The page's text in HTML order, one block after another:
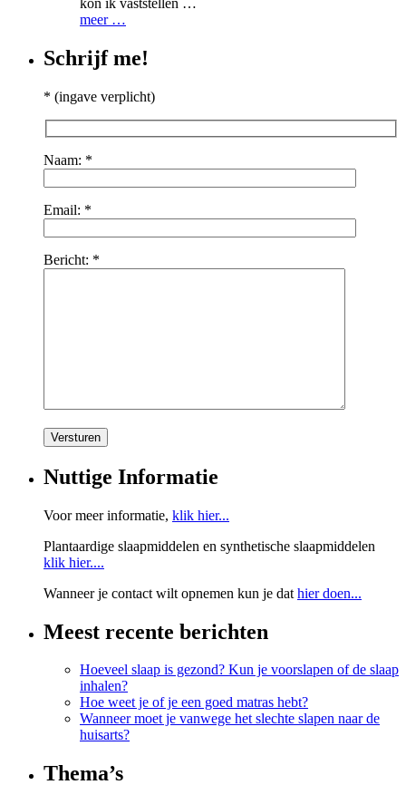
kon ik vaststellen …
meer …
Schrijf me!
* (ingave verplicht)
Naam: *
Email: *
Bericht: *
Nuttige Informatie
Voor meer informatie, klik hier...
Plantaardige slaapmiddelen en synthetische slaapmiddelen
klik hier....
Wanneer je contact wilt opnemen kun je dat hier doen...
Meest recente berichten
Hoeveel slaap is gezond? Kun je voorslapen of de slaap
inhalen?
Hoe weet je of je een goed matras hebt?
Wanneer moet je vanwege het slechte slapen naar de
huisarts?
Thema’s